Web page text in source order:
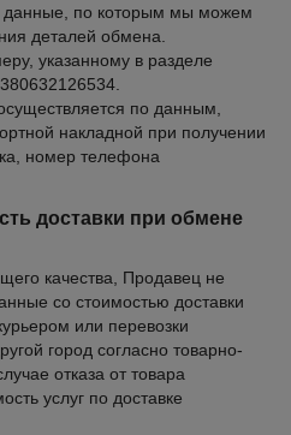
данные, по которым мы можем
деталей обмена.
указанному в разделе
по данным,
накладной при получении
номер телефона
доставки при обмене
качества, Продавец не
со стоимостью доставки
или перевозки
город согласно товарно-
отказа от товара
услуг по доставке